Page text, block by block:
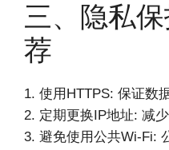
三、隐私
荐
1. 使用HTTPS: 保证数
2. 定期更换IP地址: 减少
3. 避免使用公共Wi-Fi: